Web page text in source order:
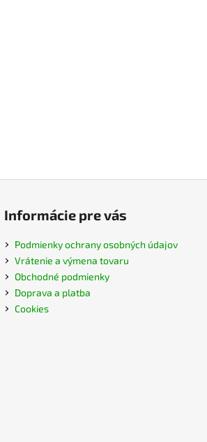
Informácie pre vás
Podmienky ochrany osobných údajov
Vrátenie a výmena tovaru
Obchodné podmienky
Doprava a platba
Cookies